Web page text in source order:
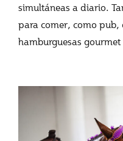
simultáneas a diario.
para comer, como
hamburguesas